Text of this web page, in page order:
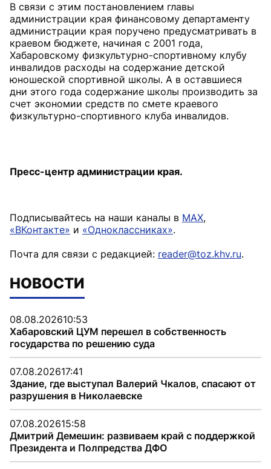
В связи с этим постановлением главы
администрации края финансовому департаменту
администрации края поручено предусматривать в
краевом бюджете, начиная с 2001 года,
Хабаровскому физкультурно-спортивному клубу
инвалидов расходы на содержание детской
юношеской спортивной школы. А в оставшиеся
дни этого года содержание школы производить за
счет экономии средств по смете краевого
физкультурно-спортивного клуба инвалидов.
Пресс-центр администрации края.
Подписывайтесь на наши каналы в MAX,
«ВКонтакте» и «Одноклассниках».
Почта для связи с редакцией: reader@toz.khv.ru.
НОВОСТИ
08.08.202610:53
Хабаровский ЦУМ перешел в собственность
государства по решению суда
07.08.202617:41
Здание, где выступал Валерий Чкалов, спасают от
разрушения в Николаевске
07.08.202615:58
Дмитрий Демешин: развиваем край с поддержкой
Президента и Полпредства ДФО